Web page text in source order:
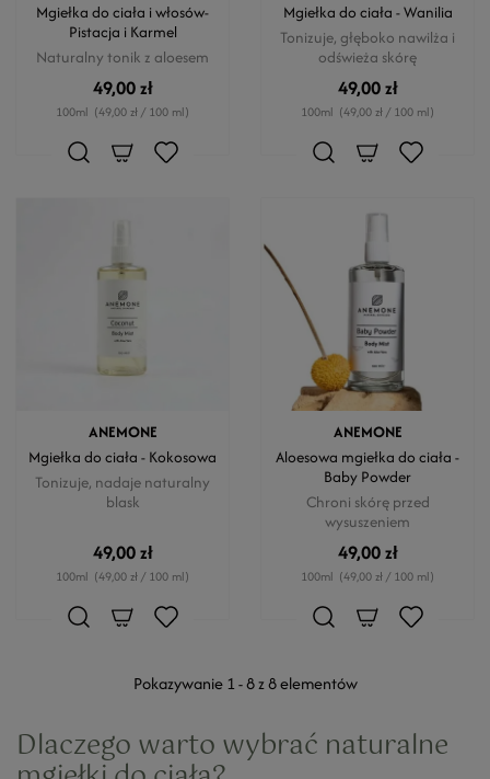
Mgiełka do ciała i włosów-
Pistacja i Karmel
Naturalny tonik z aloesem
49,00 zł
100ml (49,00 zł / 100 ml)
Mgiełka do ciała - Wanilia
Tonizuje, głęboko nawilża i
odświeża skórę
49,00 zł
100ml (49,00 zł / 100 ml)
ANEMONE
Mgiełka do ciała - Kokosowa
Tonizuje, nadaje naturalny
blask
49,00 zł
100ml (49,00 zł / 100 ml)
ANEMONE
Aloesowa mgiełka do ciała -
Baby Powder
Chroni skórę przed
wysuszeniem
49,00 zł
100ml (49,00 zł / 100 ml)
Pokazywanie 1 - 8 z 8 elementów
Dlaczego warto wybrać naturalne